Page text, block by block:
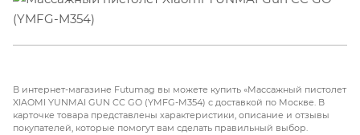
В интернет-магазине Futumag вы можете купить «Массажный пистолет
XIAOMI YUNMAI GUN CC GO (YMFG-M354) с доставкой по Москве. В
карточке товара представлены характеристики, описание и отзывы
покупателей, которые помогут вам сделать правильный выбор.